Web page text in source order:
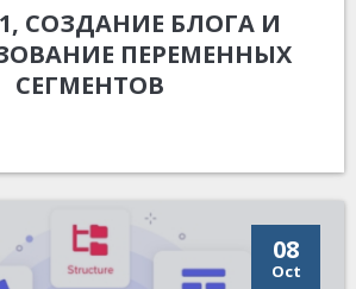
СОЗДАНИЕ БЛОГА И
ПЕРЕМЕННЫХ
СЕГМЕНТОВ
08
Oct